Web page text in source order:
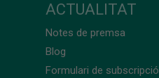
ACTUALITAT
Notes de premsa
Blog
Formulari de subscripció